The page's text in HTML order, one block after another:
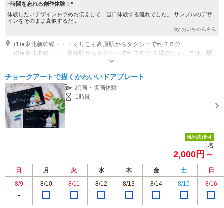
“時間を忘れる創作体験！”
体験したいデザインを予めお伝えして、当日体験する流れでした。 サンプルのデザ
インをそのまま真似するだ...
by おいちゃんさん
営業時間：１０時～１７時３０分まで（開始時間）
チョークアートで描くかわいいドアプレート
絵画・版画体験
1時間
現地決済可
1名
2,000円～
日 月 火 水 木 金 土
日
8/9
8/10 8/11 8/12 8/13 8/14 8/15 8/16